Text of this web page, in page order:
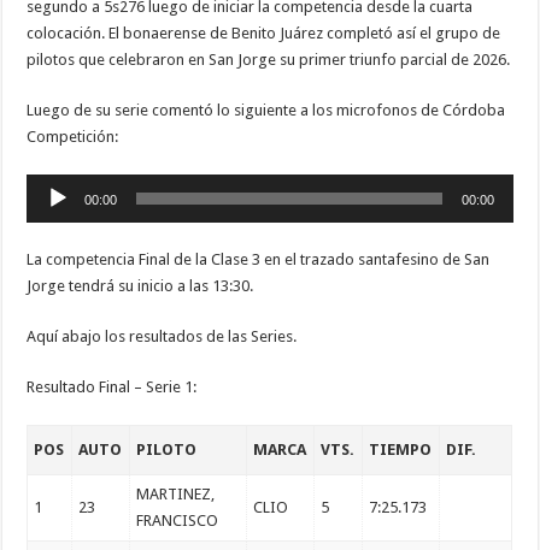
segundo a 5s276 luego de iniciar la competencia desde la cuarta
colocación. El bonaerense de Benito Juárez completó así el grupo de
pilotos que celebraron en San Jorge su primer triunfo parcial de 2026.
Luego de su serie comentó lo siguiente a los microfonos de Córdoba
Competición:
Reproductor
00:00 00:00
La competencia Final de la Clase 3 en el trazado santafesino de San
Jorge tendrá su inicio a las 13:30.
Aquí abajo los resultados de las Series.
Resultado Final – Serie 1:
POS AUTO PILOTO MARCA VTS. TIEMPO DIF.
1 23
MARTINEZ,
FRANCISCO
CLIO 5 7:25.173